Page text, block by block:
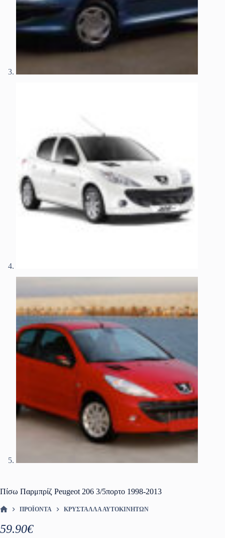
Πίσω Παρμπρίζ Peugeot 206 3/5πορτο 1998-2013
ΠΡΟΪΌΝΤΑ ΚΡΎΣΤΑΛΛΑ ΑΥΤΟΚΙΝΉΤΩΝ
59.90€